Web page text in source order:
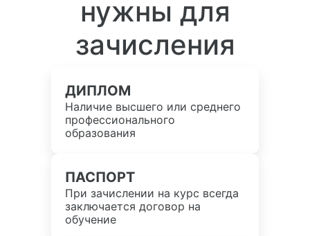
нужны для
зачисления
ДИПЛОМ
Наличие высшего или среднего
профессионального
образования
ПАСПОРТ
При зачислении на курс всегда
заключается договор на
обучение